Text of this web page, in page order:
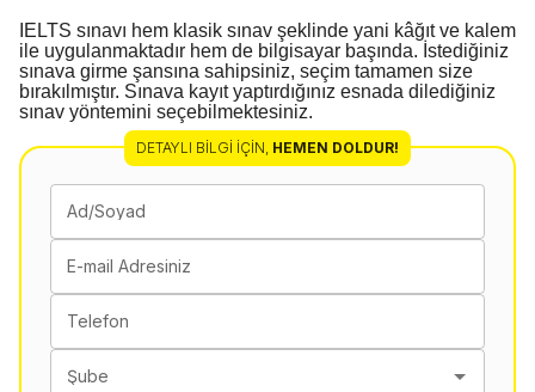
IELTS sınavı hem klasik sınav şeklinde yani kâğıt ve kalem
ile uygulanmaktadır hem de bilgisayar başında. İstediğiniz
sınava girme şansına sahipsiniz, seçim tamamen size
bırakılmıştır. Sınava kayıt yaptırdığınız esnada dilediğiniz
sınav yöntemini seçebilmektesiniz.
DETAYLI BILGI İÇIN HEMEN DOLDUR!
Ad/Soyad
E-mail Adresiniz
Telefon
Şube